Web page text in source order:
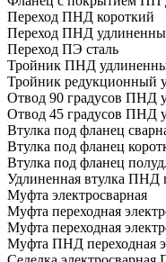
Переход ПНД короткий
Переход ПНД
Переход ПЭ сталь
Тройник ПНД
Тройник редукционный
Отвод 90 градусов ПНД
Отвод 45 градусов ПНД
Втулка под фланец
Втулка под фланец
Втулка под фланец
Удлиненная втулка ПНД
Муфта электросварная
Муфта переходная
Муфта переходная
Муфта ПНД переходная